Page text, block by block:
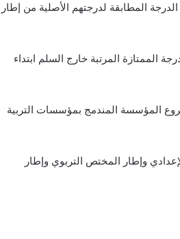
المطابقة لدرجتهم الأصلية من إطار
الممتازة المرتبة خارج السلم ابتداء
المؤسسة المندمج بمؤسسات التربية
وإطار المختص التربوي وإطار